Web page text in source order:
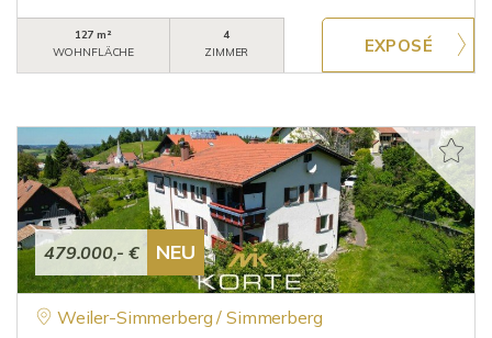
127 m²
WOHNFLÄCHE
4
ZIMMER
479.000,- € NEU
Weiler-Simmerberg / Simmerberg